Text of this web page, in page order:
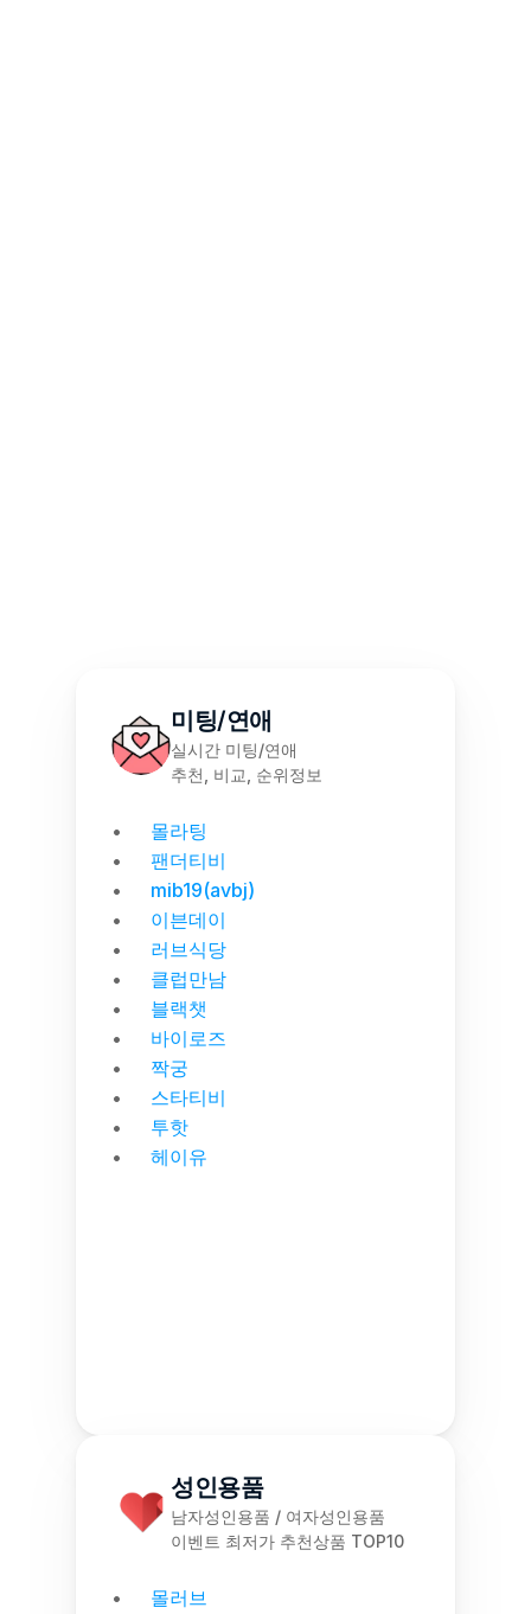
미팅/연애
실시간 미팅/연애
추천, 비교, 순위정보
몰라팅
팬더티비
mib19(avbj)
이븐데이
러브식당
클럽만남
블랙챗
바이로즈
짝궁
스타티비
투핫
헤이유
성인용품
남자성인용품 / 여자성인용품
이벤트 최저가 추천상품 TOP10
몰러브